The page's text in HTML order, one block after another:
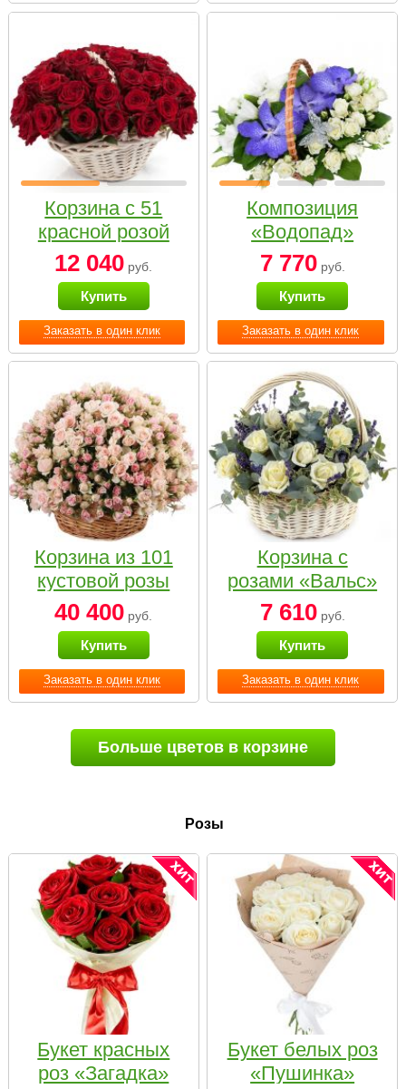
Заказать в один клик
Корзина с 51
красной розой
12 040 руб.
Купить
Заказать в один клик
Композиция
«Водопад»
7 770руб.
Купить
Заказать в один клик
Корзина из 101
кустовой розы
нежных тонов
40 400 руб.
Купить
Заказать в один клик
Корзина с
розами «Вальс»
7 610руб.
Купить
Больше цветов в корзине
Розы
Букет красных
роз «Загадка»
Букет белых роз
«Пушинка»